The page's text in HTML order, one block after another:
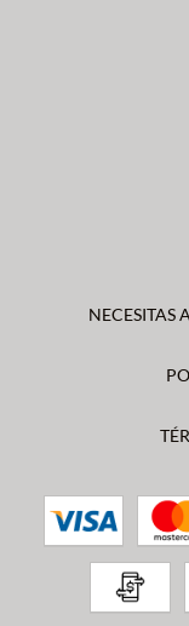
NECESITAS